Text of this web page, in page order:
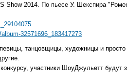
Show 2014. По пьесе У. Шекспира
32571696_183417273
танцовщицы, художницы и
участники ШоуДжульетт